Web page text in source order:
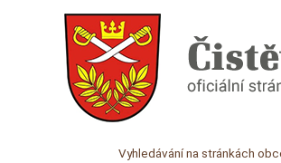
Vyhledávání na stránkách